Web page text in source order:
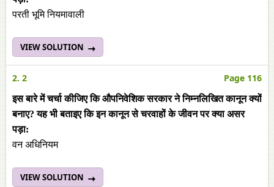
परती भूमि नियमावाली
VIEW SOLUTION
2. 2 Page 116
इस बारे में चर्चा कीजिए कि औपनिवेशिक सरकार ने निम्नलिखित कानून क्यों
बनाए? यह भी बताइए कि इन कानून से चरवाहों के जीवन पर क्या असर
पड़ा:
वन अधिनियम
VIEW SOLUTION